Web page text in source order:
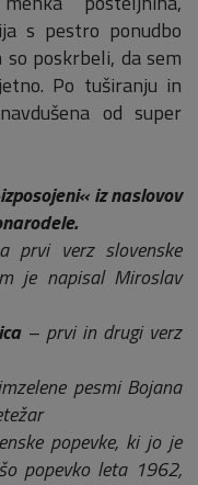
s pestro ponudbo
poskrbeli, da sem
Po tuširanju in
od super
iz naslovov
verz slovenske
je napisal Miroslav
– prvi in drugi verz
pesmi Bojana
popevke, ki jo je
popevko leta 1962,